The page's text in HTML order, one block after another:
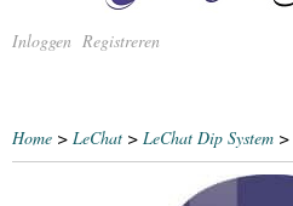
Inloggen Registreren
Home > LeChat > LeChat Dip System >